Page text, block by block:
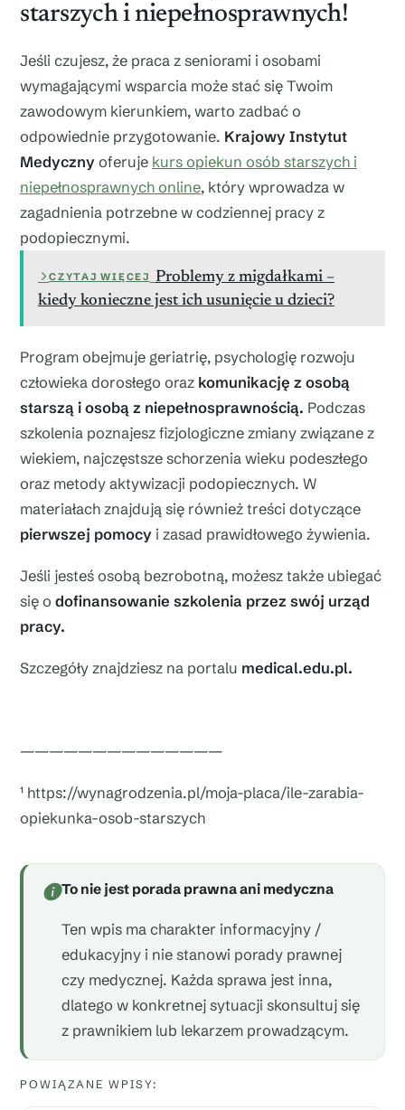
starszych i niepełnosprawnych!
Jeśli czujesz, że praca z seniorami i osobami
wymagającymi wsparcia może stać się Twoim
zawodowym kierunkiem, warto zadbać o
odpowiednie przygotowanie. Krajowy Instytut
Medyczny oferuje kurs opiekun osób starszych i
niepełnosprawnych online, który wprowadza w
zagadnienia potrzebne w codziennej pracy z
podopiecznymi.
CZYTAJ WIĘCEJ Problemy z migdałkami –
kiedy konieczne jest ich usunięcie u dzieci?
Program obejmuje geriatrię, psychologię rozwoju
człowieka dorosłego oraz komunikację z osobą
starszą i osobą z niepełnosprawnością. Podczas
szkolenia poznajesz fizjologiczne zmiany związane z
wiekiem, najczęstsze schorzenia wieku podeszłego
oraz metody aktywizacji podopiecznych. W
materiałach znajdują się również treści dotyczące
pierwszej pomocy i zasad prawidłowego żywienia.
Jeśli jesteś osobą bezrobotną, możesz także ubiegać
się o dofinansowanie szkolenia przez swój urząd
pracy.
Szczegóły znajdziesz na portalu medical.edu.pl.
——————————————
¹ https://wynagrodzenia.pl/moja-placa/ile-zarabia-
opiekunka-osob-starszych
To nie jest porada prawna ani medyczna
Ten wpis ma charakter informacyjny /
edukacyjny i nie stanowi porady prawnej
czy medycznej. Każda sprawa jest inna,
dlatego w konkretnej sytuacji skonsultuj się
z prawnikiem lub lekarzem prowadzącym.
POWIĄZANE WPISY: